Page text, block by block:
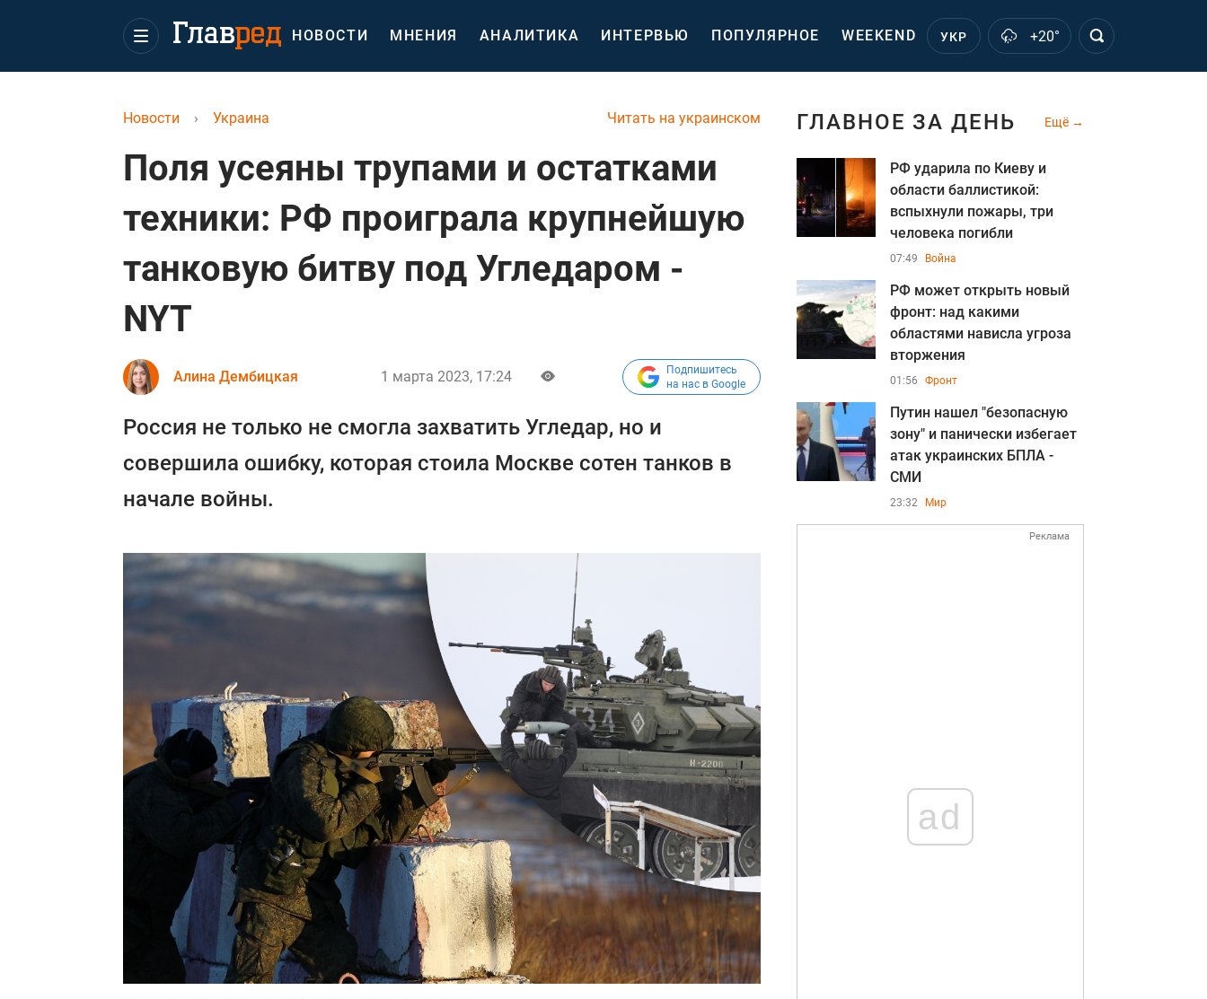
НОВОСТИ МНЕНИЯ АНАЛИТИКА ИНТЕРВЬЮ ПОПУЛЯРНОЕ WEEKEND УКР +20°
Читать на украинском
Новости › Украина
Поля усеяны трупами и остатками
техники: РФ проиграла крупнейшую
танковую битву под Угледаром -
NYT
Алина Дембицкая 1 марта 2023, 17:24
Подпишитесь
на нас в Google
Россия не только не смогла захватить Угледар, но и
совершила ошибку, которая стоила Москве сотен танков в
начале войны.
ГЛАВНОЕ ЗА ДЕНЬ Ещё
РФ ударила по Киеву и
области баллистикой:
вспыхнули пожары, три
человека погибли
07:49 Война
РФ может открыть новый
фронт: над какими
областями нависла угроза
вторжения
01:56 Фронт
Путин нашел "безопасную
зону" и панически избегает
атак украинских БПЛА -
СМИ
23:32 Мир
Реклама
ad